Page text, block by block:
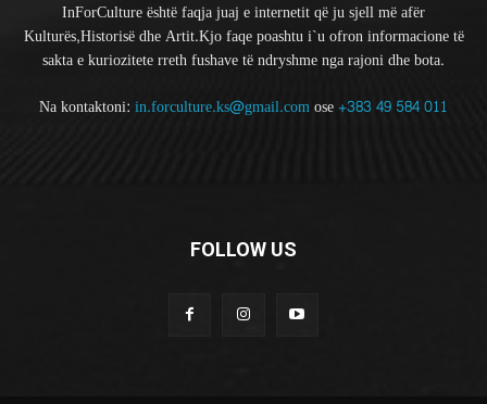
InForCulture është faqja juaj e internetit që ju sjell më afër
Kulturës,Historisë dhe Artit.Kjo faqe poashtu i`u ofron informacione të
sakta e kuriozitete rreth fushave të ndryshme nga rajoni dhe bota.
Na kontaktoni: in.forculture.ks@gmail.comose+383 49 584 011
FOLLOW US